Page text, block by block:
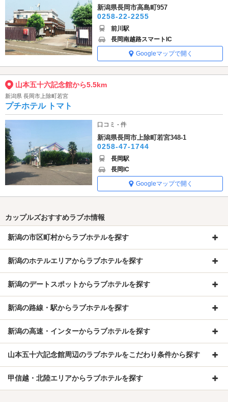
新潟県長岡市高島町957
0258-22-2255
前川駅
長岡南越路スマートIC
Googleマップで開く
山本五十六記念館から5.5km
新潟県 長岡市上除町若宮
プチホテル トマト
口コミ - 件
新潟県長岡市上除町若宮348-1
0258-47-1744
長岡駅
長岡IC
Googleマップで開く
カップルズおすすめラブホ情報
新潟の市区町村からラブホテルを探す
新潟のホテルエリアからラブホテルを探す
新潟のデートスポットからラブホテルを探す
新潟の路線・駅からラブホテルを探す
新潟の高速・インターからラブホテルを探す
山本五十六記念館周辺のラブホテルをこだわり条件から探す
甲信越・北陸エリアからラブホテルを探す